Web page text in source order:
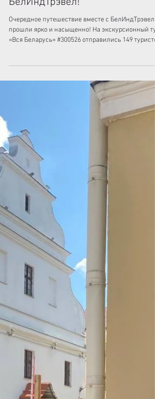
Тур Вся Беларусь #300526 с
БелИндТрэвел!
для которых были организованы 3
комфортабельных автобуса. На протяжении всего
дня гостей сопровождала команда
профессиональных экскурсоводов: 🔹 Юрий
Красковский 🔹 Мария Тонкевич 🔹 Алексей
Толмачев Тур «Вся Беларусь» по праву считается
одним из самых популярных маршрутов нашей
компании и страны. За тур участники знакомятся
главными...